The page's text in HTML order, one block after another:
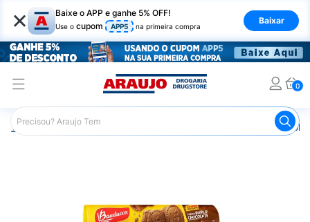
× Baixe o APP e ganhe 5% OFF!
Use o cupom APP5 na primeira compra
Baixar
0
Araujo Mercado Biscoito e